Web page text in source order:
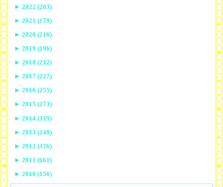
► 2022 (203)
► 2021 (179)
► 2020 (216)
► 2019 (196)
► 2018 (212)
► 2017 (227)
► 2016 (255)
► 2015 (273)
► 2014 (319)
► 2013 (248)
► 2012 (376)
► 2011 (661)
► 2010 (156)